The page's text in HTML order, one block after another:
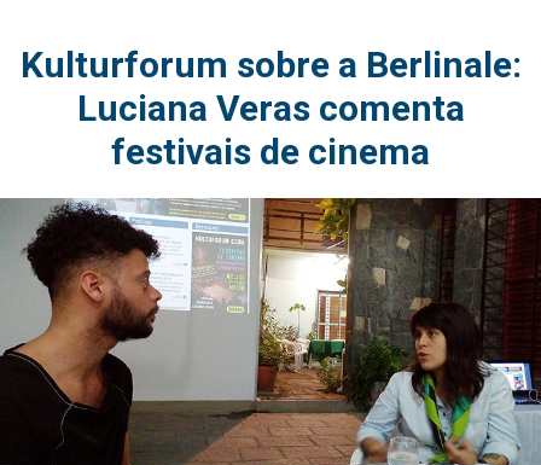
Kulturforum sobre a Berlinale:
Luciana Veras comenta
festivais de cinema